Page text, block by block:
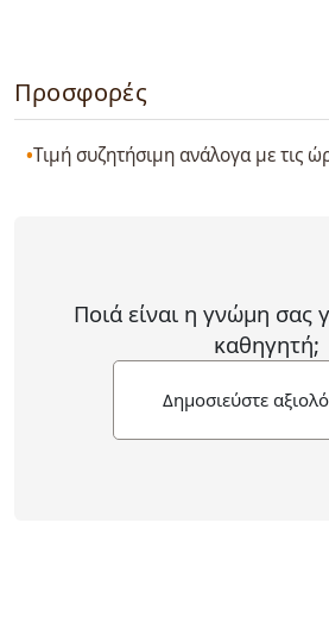
Προσφορές
Τιμή συζητήσιμη ανάλογα με τις
Ποιά είναι η γνώμη σας
καθηγητή;
Δημοσιεύστε